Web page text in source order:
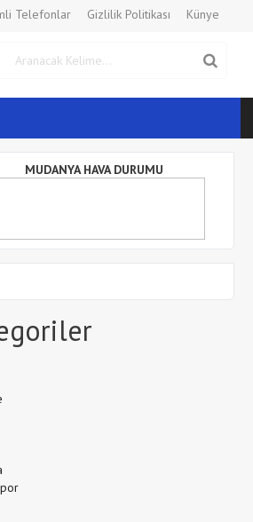
Telefonlar Gizlilik Politikası Künye
MUDANYA HAVA DURUMU